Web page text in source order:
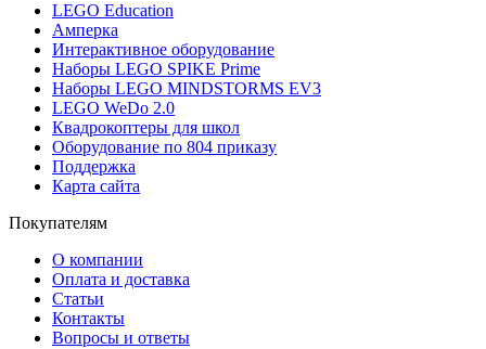
LEGO Education
Амперка
Интерактивное оборудование
Наборы LEGO SPIKE Prime
Наборы LEGO MINDSTORMS EV3
LEGO WeDo 2.0
Квадрокоптеры для школ
Оборудование по 804 приказу
Поддержка
Карта сайта
Покупателям
О компании
Оплата и доставка
Статьи
Контакты
Вопросы и ответы